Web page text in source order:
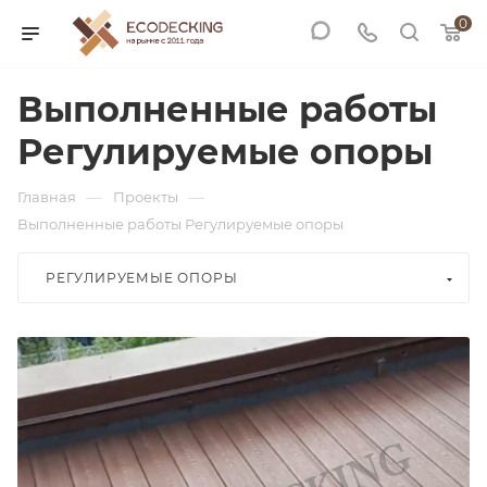
0
Выполненные работы
Регулируемые опоры
Главная — Проекты —
Выполненные работы Регулируемые опоры
РЕГУЛИРУЕМЫЕ ОПОРЫ